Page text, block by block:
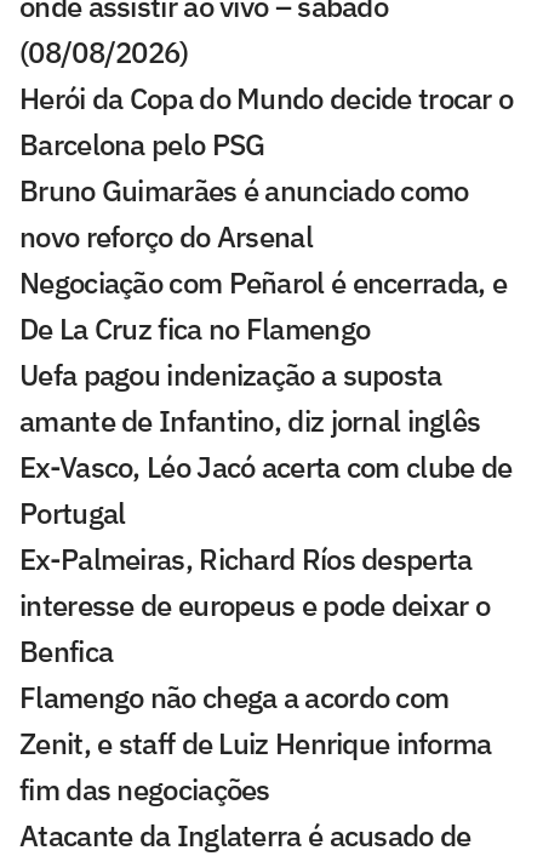
(08/08/2026)
Herói da Copa do Mundo decide trocar o
Barcelona pelo PSG
Bruno Guimarães é anunciado como
novo reforço do Arsenal
Negociação com Peñarol é encerrada, e
De La Cruz fica no Flamengo
Uefa pagou indenização a suposta
amante de Infantino, diz jornal inglês
Ex-Vasco, Léo Jacó acerta com clube de
Portugal
Ex-Palmeiras, Richard Ríos desperta
interesse de europeus e pode deixar o
Benfica
Flamengo não chega a acordo com
Zenit, e staff de Luiz Henrique informa
fim das negociações
Atacante da Inglaterra é acusado de